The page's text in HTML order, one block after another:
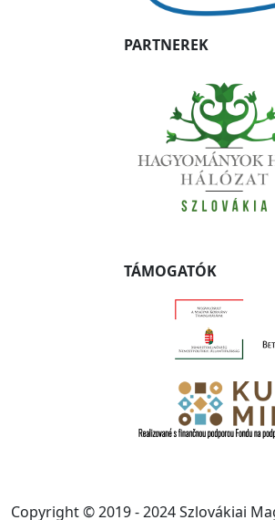
PARTNEREK
TÁMOGATÓK
Copyright © 2019 - 2024 Szlovákiai